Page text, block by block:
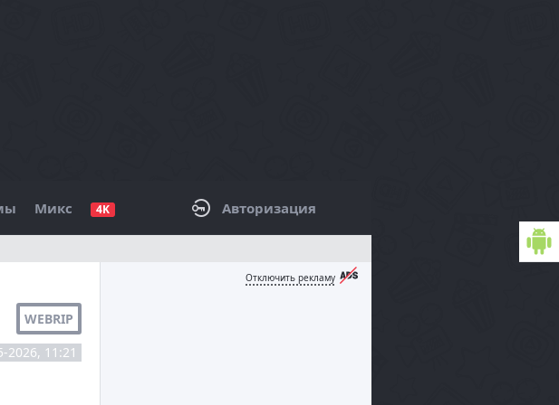
Микс 4K Авторизация
WEBRIP
2026, 11:21
БОКОВАЯ ПАНЕЛЬ / ФИЛЬТРЫ
Отключить рекламу